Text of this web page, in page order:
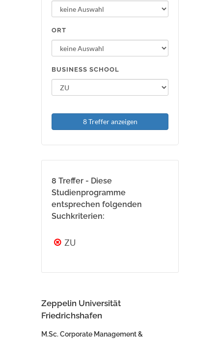
ORT
BUSINESS SCHOOL
8 Treffer anzeigen
8 Treffer - Diese
Studienprogramme
entsprechen folgenden
Suchkriterien:
ZU
Zeppelin Universität
Friedrichshafen
M.Sc. Corporate Management &